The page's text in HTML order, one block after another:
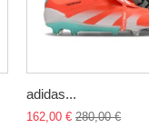
adidas...
162,00 € 280,00 €